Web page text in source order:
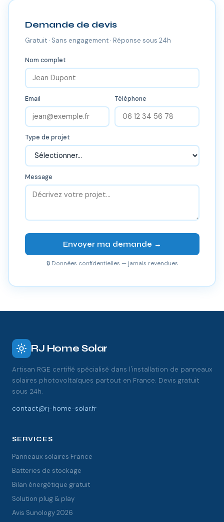
Demande de devis
Gratuit · Sans engagement · Réponse sous 24h
Nom complet
Email Téléphone
Type de projet
Message
Envoyer ma demande →
🔒 Données confidentielles — jamais revendues
RJ Home Solar
Artisan RGE certifié spécialisé dans l'installation de panneaux
solaires photovoltaïques partout en France. Devis gratuit
sous 24h.
contact@rj-home-solar.fr
SERVICES
Panneaux solaires France
Batteries de stockage
Bilan énergétique gratuit
Solution plug & play
Avis Sunology 2026